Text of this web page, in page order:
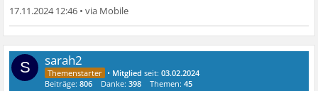
17.11.2024 12:46 •
S sarah2
• Mitglied seit:03.02.2024
Beiträge:806 Danke:398 Themen:45